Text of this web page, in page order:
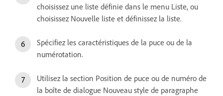
choisissez une liste définie dans le menu Liste, ou
choisissez Nouvelle liste et définissez la liste.
Spécifiez les caractéristiques de la puce ou de la
numérotation.
Utilisez la section Position de puce ou de numéro de
la boîte de dialogue Nouveau style de paragraphe